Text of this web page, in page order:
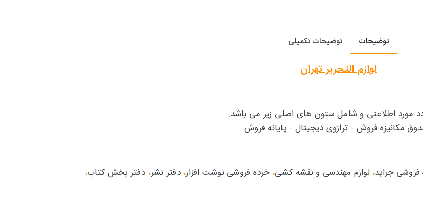
توضیحات توضیحات تکمیلی
لوازم التحریر تهران
مورد اطلاعتی و شامل ستون های اصلی زیر می باشد:
مکانیزه فروش - ترازوی دیجیتال - پایانه فروش
جراید، لوازم مهندسی و نقشه کشی، خرده فروشی نوشت افزار، دفتر نشر، دفتر پخش کتاب،